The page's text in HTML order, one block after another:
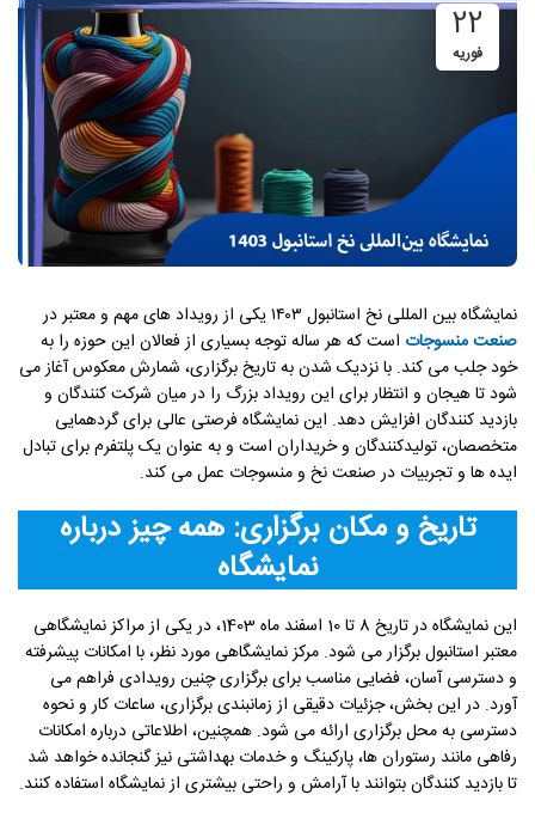
22
فوریه
نمایشگاه بین المللی نخ استانبول ۱۴۰۳ یکی از رویداد های مهم و معتبر در
صنعت منسوجات است که هر ساله توجه بسیاری از فعالان این حوزه را به
خود جلب می کند. با نزدیک شدن به تاریخ برگزاری، شمارش معکوس آغاز می
شود تا هیجان و انتظار برای این رویداد بزرگ را در میان شرکت کنندگان و
بازدید کنندگان افزایش دهد. این نمایشگاه فرصتی عالی برای گردهمایی
متخصصان، تولیدکنندگان و خریداران است و به عنوان یک پلتفرم برای تبادل
ایده ها و تجربیات در صنعت نخ و منسوجات عمل می کند.
تاریخ و مکان برگزاری: همه چیز درباره
نمایشگاه
این نمایشگاه در تاریخ 8 تا 10 اسفند ماه 1403، در یکی از مراکز نمایشگاهی
معتبر استانبول برگزار می شود. مرکز نمایشگاهی مورد نظر، با امکانات پیشرفته
و دسترسی آسان، فضایی مناسب برای برگزاری چنین رویدادی فراهم می
آورد. در این بخش، جزئیات دقیقی از زمانبندی برگزاری، ساعات کار و نحوه
دسترسی به محل برگزاری ارائه می شود. همچنین، اطلاعاتی درباره امکانات
رفاهی مانند رستوران ها، پارکینگ و خدمات بهداشتی نیز گنجانده خواهد شد
تا بازدید کنندگان بتوانند با آرامش و راحتی بیشتری از نمایشگاه استفاده کنند.